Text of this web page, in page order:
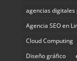
agencias digitales
Agencia SEO en
Cloud Computing
Diseño gráfico